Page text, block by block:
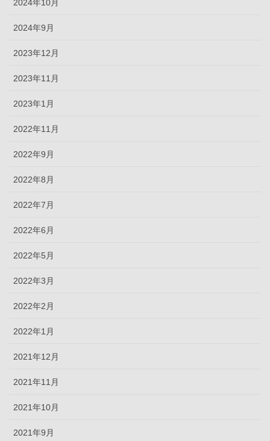
2024年10月
2024年9月
2023年12月
2023年11月
2023年1月
2022年11月
2022年9月
2022年8月
2022年7月
2022年6月
2022年5月
2022年3月
2022年2月
2022年1月
2021年12月
2021年11月
2021年10月
2021年9月